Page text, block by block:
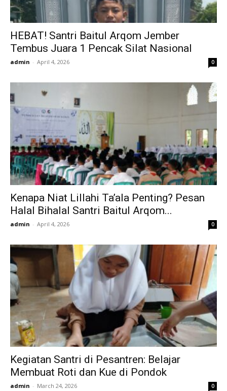
HEBAT! Santri Baitul Arqom Jember
Tembus Juara 1 Pencak Silat Nasional
admin - April 4, 2026 0
Kenapa Niat Lillahi Ta’ala Penting? Pesan
Halal Bihalal Santri Baitul Arqom...
admin - April 4, 2026 0
Kegiatan Santri di Pesantren: Belajar
Membuat Roti dan Kue di Pondok
admin - March 24, 2026 0